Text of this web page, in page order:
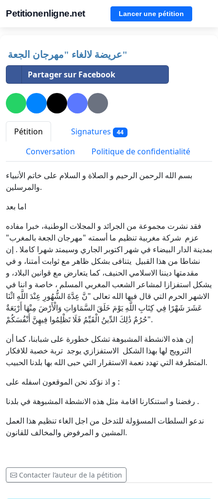
Petitionenligne.net Lancer une pétition
عريضة لالغاء "مهرجان الجعة"
Partager sur Facebook
Pétition Signatures 44
Conversation Politique de confidentialité
بسم الله الرحمن الرحيم و الصلاة و السلام على خاتم الأنبياء
والمرسلين.
اما بعد
فقد نشرت مجموعة من الجرائد و المجلات الوطنية، خبرا مفاده
عزم شركة مغربية تنظيم ما أسمته "مهرجان الجعة بالمغرب"
بمدينة الدار البيضاء في شهر اكتوبر الجاري وسيمتد شهرا كاملا . إن
نشاطا من هذا القبيل يتنافى بشكل ظاهر مع ثوابت أمتنا، و في
مقدمتها ديننا الاسلامي الحنيف، كما يتعارض مع قوانين البلاد، و
يشكل استفزازا لمشاعر الشعب المغربي المسلم ، خاصة و اننا في
الاشهر الحرم التي قال فيها الله تعالى "نَّ عِدَّةَ الشُّهُورِ عِنْدَ اللَّهِ اثْنَا
عَشَرَ شَهْرًا فِي كِتَابِ اللَّهِ يَوْمَ خَلَقَ السَّمَاوَاتِ وَالْأَرْضَ مِنْهَا أَرْبَعَةٌ
حُرُمٌ ذَٰلِكَ الدِّينُ الْقَيِّمُ فَلَا تَظْلِمُوا فِيهِنَّ أَنْفُسَكُمْ".
إن هذه الانشطة المشبوهة تشكل خطورة على شبابنا، كما أن
الترويج لها بهذا الشكل الاستفزازي يوجد تربة خصبة للافكار
المتطرفة التي تهدد نعمة الاستقرار التي حبى الله بها بلدنا الحبيب.
و اذ نؤكد نحن الموقعون اسفله على :
رفضنا و استنكارنا اقامة مثل هذه الانشطة المشبوهة في بلدنا .
ندعو السلطات المسؤولة للتدخل من اجل الغاء تنظيم هذا العمل
المشين و المرفوض والمخالف للقانون.
Contacter l’auteur de la pétition